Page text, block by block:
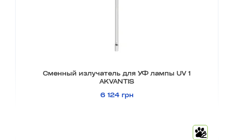
Сменный излучатель для УФ лампы UV 1
AKVANTIS
6 124 грн
2